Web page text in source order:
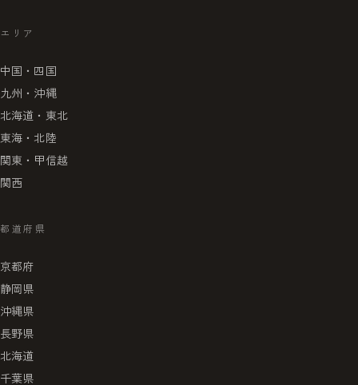
エリア
中国・四国
九州・沖縄
北海道・東北
東海・北陸
関東・甲信越
関西
都道府県
京都府
静岡県
沖縄県
長野県
北海道
千葉県